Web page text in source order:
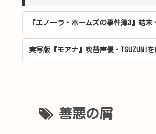
『エノーラ・ホームズの事件簿3』結末
実写版『モアナ』吹替声優・TSUZUMI
善悪の屑